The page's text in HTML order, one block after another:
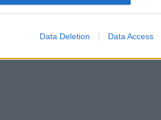
Data Deletion Data Access